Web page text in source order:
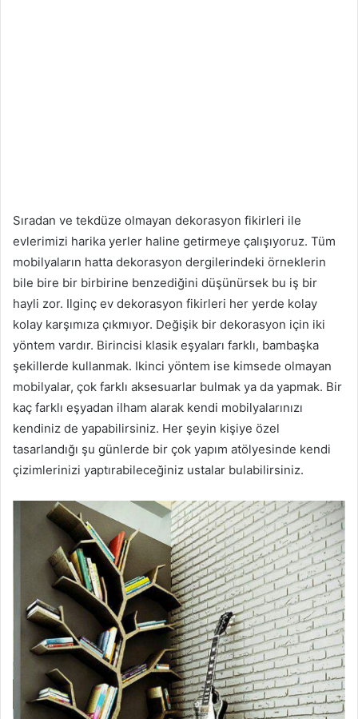
Sıradan ve tekdüze olmayan dekorasyon fikirleri ile
evlerimizi harika yerler haline getirmeye çalışıyoruz. Tüm
mobilyaların hatta dekorasyon dergilerindeki örneklerin
bile bire bir birbirine benzediğini düşünürsek bu iş bir
hayli zor. Ilginç ev dekorasyon fikirleri her yerde kolay
kolay karşımıza çıkmıyor. Değişik bir dekorasyon için iki
yöntem vardır. Birincisi klasik eşyaları farklı, bambaşka
şekillerde kullanmak. Ikinci yöntem ise kimsede olmayan
mobilyalar, çok farklı aksesuarlar bulmak ya da yapmak. Bir
kaç farklı eşyadan ilham alarak kendi mobilyalarınızı
kendiniz de yapabilirsiniz. Her şeyin kişiye özel
tasarlandığı şu günlerde bir çok yapım atölyesinde kendi
çizimlerinizi yaptırabileceğiniz ustalar bulabilirsiniz.